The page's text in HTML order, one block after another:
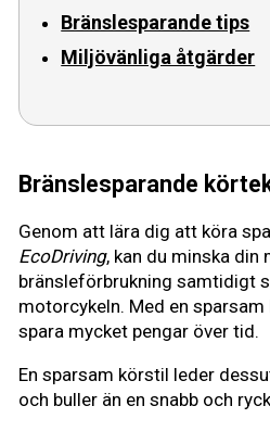
Bränslesparande tips
Miljövänliga åtgärder
Bränslesparande
Genom att lära dig att köra
EcoDriving, kan du minska din
bränsleförbrukning samtidigt
motorcykeln. Med en
spara mycket pengar över tid.
En sparsam körstil leder
och buller än en snabb och